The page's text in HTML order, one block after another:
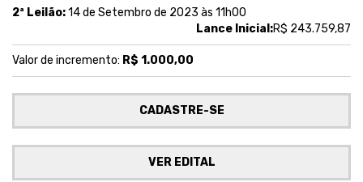
2ª Leilão:14 de Setembro de 2023 às 11h00
Lance Inicial:R$ 243.759,87
Valor de incremento: R$ 1.000,00
CADASTRE-SE
VER EDITAL